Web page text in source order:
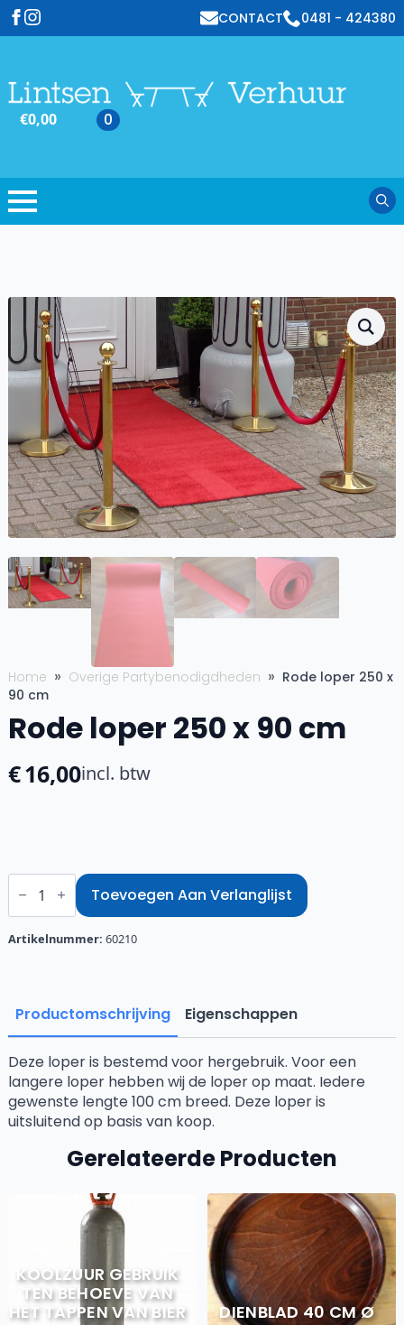
CONTACT 0481 - 424380
€0,00 0
Home Overige Partybenodigdheden
Rode loper 250 x
90 cm
Rode loper 250 x 90 cm
€16,00incl. btw
Rode
loper
x
90
Toevoegen Aan Verlanglijst
Artikelnummer: 60210
Productomschrijving Eigenschappen
Deze loper is bestemd voor hergebruik. Voor een
langere loper hebben wij de loper op maat. Iedere
gewenste lengte 100 cm breed. Deze loper is
uitsluitend op basis van koop.
Gerelateerde Producten
KOOLZUUR GEBRUIK
TEN BEHOEVE VAN
HET TAPPEN VAN BIER
DIENBLAD 40 CM Ø